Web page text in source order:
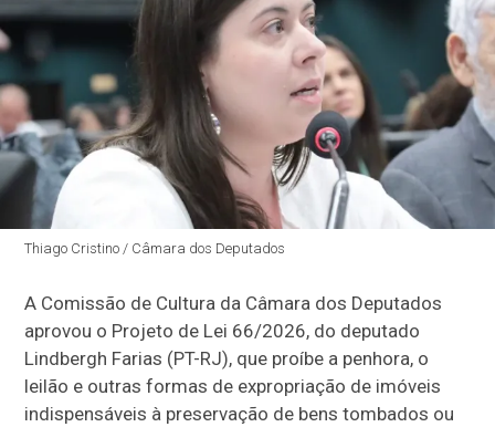
Thiago Cristino / Câmara dos Deputados
A Comissão de Cultura da Câmara dos Deputados
aprovou o Projeto de Lei 66/2026, do deputado
Lindbergh Farias (PT-RJ), que proíbe a penhora, o
leilão e outras formas de expropriação de imóveis
indispensáveis à preservação de bens tombados ou